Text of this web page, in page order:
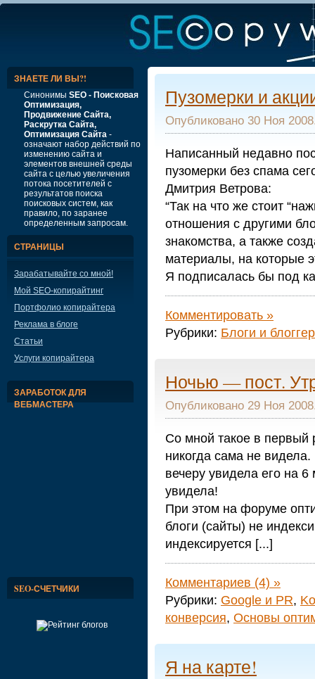
ЗНАЕТЕ ЛИ ВЫ?!
Синонимы SEO - Поисковая
Оптимизация,
Продвижение Сайта,
Раскрутка Сайта,
Оптимизация Сайта -
означают набор действий по
изменению сайта и
элементов внешней среды
сайта с целью увеличения
потока посетителей с
результатов поиска
поисковых систем, как
правило, по заранее
определенным запросам.
СТРАНИЦЫ
Зарабатывайте со мной!
Мой SEO-копирайтинг
Портфолио копирайтера
Реклама в блоге
Статьи
Услуги копирайтера
ЗАРАБОТОК ДЛЯ
ВЕБМАСТЕРА
SEO-СЧЕТЧИКИ
Пузомерки и
Опубликовано 30 Ноя
Написанный недавно
пузомерки без спама
Дмитрия Ветрова:
“Так на что же стоит
отношения с другими
знакомства, а также
материалы, на которые
Я подписалась бы под
Комментировать »
Рубрики: Блоги и
Ночью — пост.
Опубликовано 29 Ноя
Со мной такое в первый
никогда сама не
вечеру увидела его на 6
увидела!
При этом на форуме
блоги (сайты) не
индексируется [...]
Комментариев (4) »
Рубрики: Google и PR,
конверсия, Основы
Я на карте!